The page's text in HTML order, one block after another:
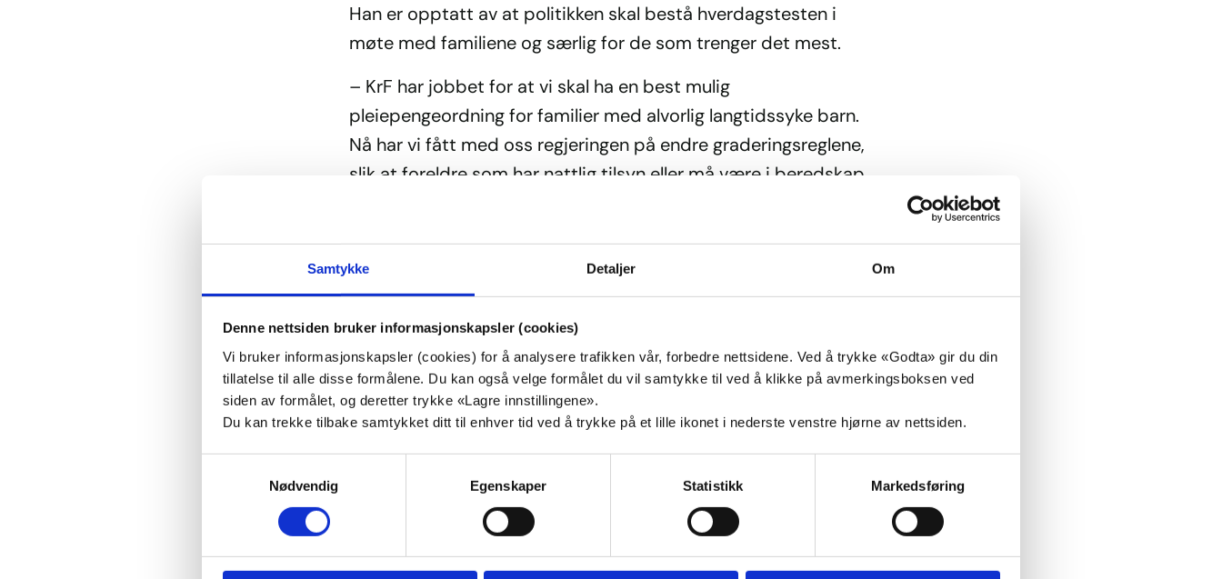
Samtykke Detaljer Om
Denne nettsiden bruker informasjonskapsler (cookies)
Vi bruker informasjonskapsler (cookies) for å analysere trafikken vår, forbedre nettsidene. Ved å trykke «Godta» gir du din
tillatelse til alle disse formålene. Du kan også velge formålet du vil samtykke til ved å klikke på avmerkingsboksen ved
siden av formålet, og deretter trykke «Lagre innstillingene».
Du kan trekke tilbake samtykket ditt til enhver tid ved å trykke på et lille ikonet i nederste venstre hjørne av nettsiden.
Nødvendig
Egenskaper Statistikk Markedsføring
Han er opptatt av at politikken skal bestå hverdagstesten i
møte med familiene og særlig for de som trenger det mest.
– KrF har jobbet for at vi skal ha en best mulig
pleiepengeordning for familier med alvorlig langtidssyke barn.
Nå har vi fått med oss regjeringen på endre graderingsreglene,
slik at foreldre som har nattlig tilsyn eller må være i beredskap
Eldre
Ingen skal grue seg til å bli gammel i Norge, fordi
storsamfunnet ikke stiller opp. Derfor er det viktig å legge til
rette for en verdig alderdom der de som har behov for ulik
pleie og omsorg får tilbud om det.
– Nå økes tilsagnsrammen til heldøgns omsorgsplasser, noe
som tilsvarer om lag 900 plasser. Eldre trenger god og sunn
mat, og det skaper også trivsel i hverdagen. Derfor blir det nå
etablert en tilskuddsordning for lokalkjøkken ved sykehjem og